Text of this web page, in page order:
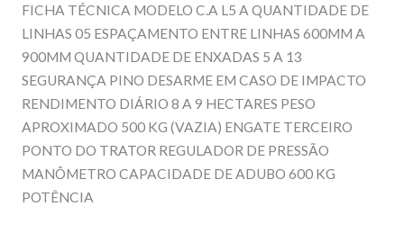
FICHA TÉCNICA MODELO C.A L5 A QUANTIDADE DE
LINHAS 05 ESPAÇAMENTO ENTRE LINHAS 600MM A
900MM QUANTIDADE DE ENXADAS 5 A 13
SEGURANÇA PINO DESARME EM CASO DE IMPACTO
RENDIMENTO DIÁRIO 8 A 9 HECTARES PESO
APROXIMADO 500 KG (VAZIA) ENGATE TERCEIRO
PONTO DO TRATOR REGULADOR DE PRESSÃO
MANÔMETRO CAPACIDADE DE ADUBO 600 KG
POTÊNCIA